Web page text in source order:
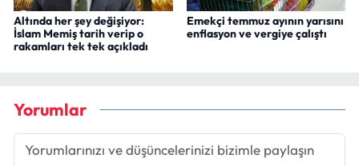
Altında her şey değişiyor:
İslam Memiş tarih verip o
rakamları tek tek açıkladı
Emekçi temmuz ayının yarısını
enflasyon ve vergiye çalıştı
Yorumlar